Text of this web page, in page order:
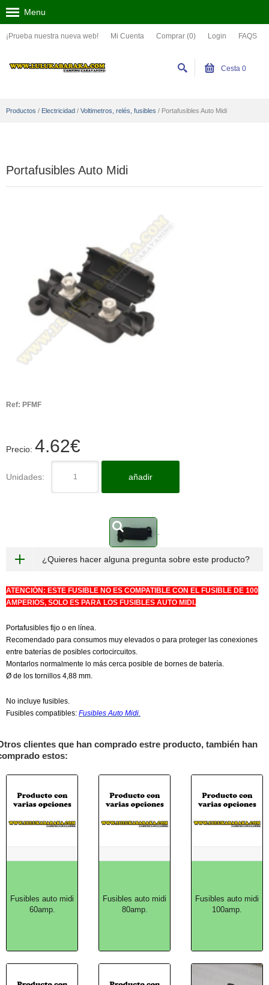
¡Prueba nuestra nueva web! Mi Cuenta Comprar (0) Login FAQS
Menu
Cesta 0
Productos / Electricidad / Voltimetros, relés, fusibles / Portafusibles Auto Midi
Portafusibles Auto Midi
Ref: PFMF
Precio: 4.62€
Unidades: añadir
¿Quieres hacer alguna pregunta sobre este producto?
ATENCIÓN: ESTE FUSIBLE NO ES COMPATIBLE CON EL FUSIBLE DE 100
AMPERIOS, SOLO ES PARA LOS FUSIBLES AUTO MIDI.
Portafusibles fijo o en línea.
Recomendado para consumos muy elevados o para proteger las conexiones
entre baterías de posibles cortocircuitos.
Montarlos normalmente lo más cerca posible de bornes de batería.
Ø de los tornillos 4,88 mm.
No incluye fusibles.
Fusibles compatibles: Fusibles Auto Midi.
clientes que han comprado estre producto, también han
estos:
Fusibles auto midi
60amp.
Fusibles auto midi
80amp.
Fusibles auto midi
100amp.